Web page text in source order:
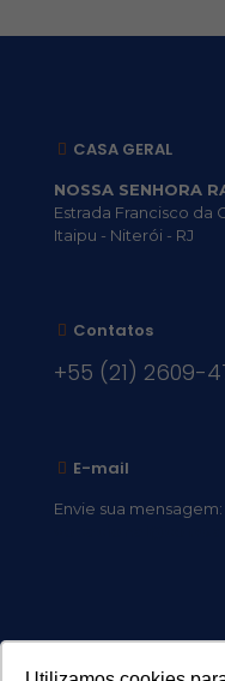
CASA GERAL
NOSSA SENHORA
Estrada Francisco da
Itaipu - Niterói - RJ
Contatos
+55 (21) 2609-
E-mail
Envie sua mensagem: